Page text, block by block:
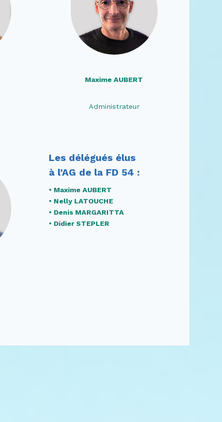
Maxime AUBERT
Administrateur
Les délégués élus
à l’AG de la FD 54 :
• Maxime AUBERT
• Nelly LATOUCHE
• Denis MARGARITTA
• Didier STEPLER